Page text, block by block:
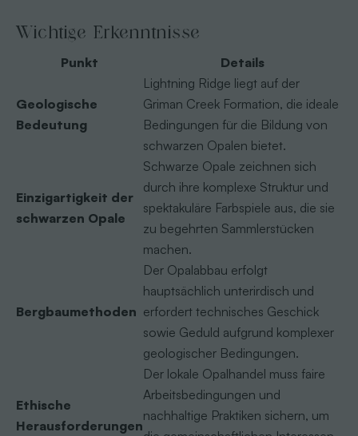
Wichtige Erkenntnisse
Punkt Details
Geologische
Bedeutung
Lightning Ridge liegt auf der
Griman Creek Formation, die ideale
Bedingungen für die Bildung von
schwarzen Opalen bietet.
Einzigartigkeit der
schwarzen Opale
Schwarze Opale zeichnen sich
durch ihre komplexe Struktur und
spektakuläre Farbspiele aus, die sie
zu begehrten Sammlerstücken
machen.
Bergbaumethoden
Der Opalabbau erfolgt
hauptsächlich unterirdisch und
erfordert technisches Geschick
sowie Geduld aufgrund komplexer
geologischer Bedingungen.
Ethische
Herausforderungen
Der lokale Opalhandel muss faire
Arbeitsbedingungen und
nachhaltige Praktiken sichern, um